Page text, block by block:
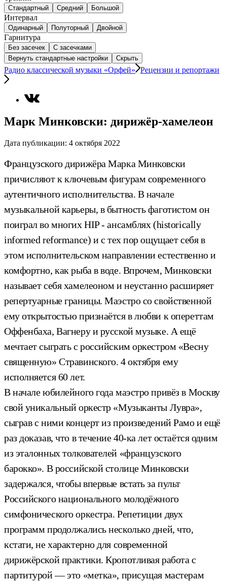
Стандартный Средний Большой
Интервал
Одинарный Полуторный Двойной
Гарнитура
Без засечек
С засечками
Вернуть стандартные настройки
Скрыть
Радио классической музыки «Орфей» Рецензии и репортажи
Марк Минковски: дирижёр-хамелеон
Дата публикации: 4 октября 2022
Французского дирижёра Марка Минковски
причисляют к ключевым фигурам современного
аутентичного исполнительства. В начале
музыкальной карьеры, в бытность фаготистом он
поиграл во многих HIP - ансамблях (historically
informed reformance) и с тех пор ощущает себя в
этом исполнительском направлении естественно и
комфортно, как рыба в воде. Впрочем, Минковски
называет себя хамелеоном и неустанно расширяет
репертуарные границы. Маэстро со свойственной
ему открытостью признаётся в любви к опереттам
Оффенбаха, Вагнеру и русской музыке. А ещё
мечтает сыграть с российским оркестром «Весну
священную» Стравинского. 4 октября ему
исполняется 60 лет.
В начале юбилейного года маэстро привёз в Москву
свой уникальный оркестр «Музыканты Лувра»,
сыграв с ними концерт из произведений Рамо и ещё
раз доказав, что в течение 40-ка лет остаётся одним
из эталонных толкователей «французского
барокко». В российской столице Минковски
задержался, чтобы впервые встать за пульт
Российского национального молодёжного
симфонического оркестра. Репетиции двух
программ продолжались несколько дней, что,
кстати, не характерно для современной
дирижёрской практики. Кропотливая работа с
партитурой — это «метка», присущая мастерам